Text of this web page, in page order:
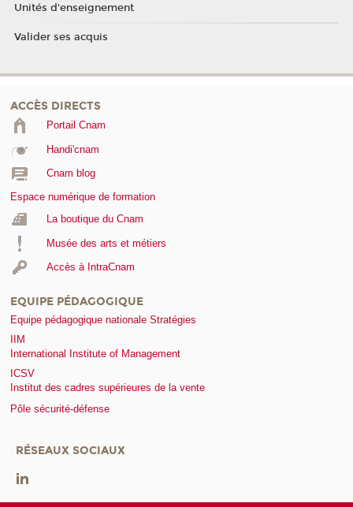
Unités d'enseignement
Valider ses acquis
ACCÈS DIRECTS
Portail Cnam
Handi'cnam
Cnam blog
Espace numérique de formation
La boutique du Cnam
Musée des arts et métiers
Accès à IntraCnam
EQUIPE PÉDAGOGIQUE
Equipe pédagogique nationale Stratégies
IIM
International Institute of Management
ICSV
Institut des cadres supérieures de la vente
Pôle sécurité-défense
RÉSEAUX SOCIAUX